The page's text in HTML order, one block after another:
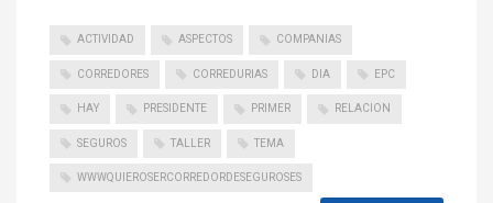
ACTIVIDAD ASPECTOS COMPANIAS
CORREDORES CORREDURIAS DIA EPC
HAY PRESIDENTE PRIMER RELACION
SEGUROS TALLER TEMA
WWWQUIEROSERCORREDORDESEGUROSES